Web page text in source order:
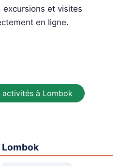
excursions et visites
en ligne.
activités à Lombok
Lombok